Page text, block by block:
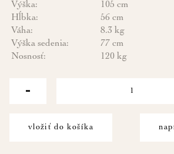
Výška:
105 cm
Hĺbka:
56 cm
Váha:
8.3 kg
Výška sedenia:
77 cm
Nosnosť:
120 kg
-
vložiť do košíka